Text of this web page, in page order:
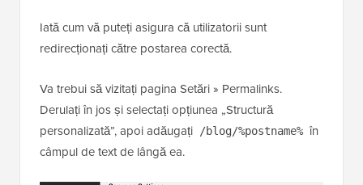
Iată cum vă puteți asigura că utilizatorii sunt
redirecționați către postarea corectă.
Va trebui să vizitați pagina Setări » Permalinks.
Derulați în jos și selectați opțiunea „Structură
personalizată”, apoi adăugați
/blog/%postname% în
câmpul de text de lângă ea.